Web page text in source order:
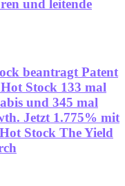
und leitende
beantragt Patent
Stock 133 mal
und 345 mal
Jetzt 1.775% mit
Stock The Yield